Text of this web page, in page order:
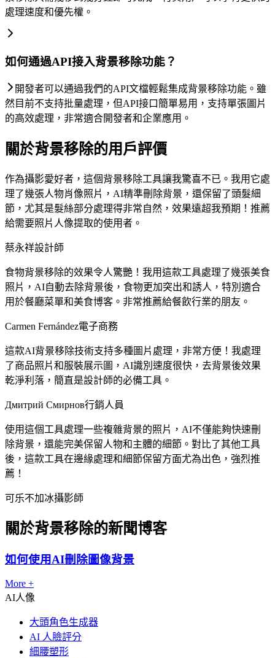
處理速度和優先權。
如何通過API接入背景移除功能？
開發者可以通過我們的API文檔輕鬆集成背景移除功能。雖
然目前不支持批量處理，但API接口簡單易用，支持單張圖片
的高效處理，非常適合開發者和企業應用。
關於背景移除的用戶評價
作為攝影愛好者，這個背景移除工具讓我驚喜不已。我用它處
理了幾張人物肖像照片，AI精準刪除背景，還保留了頭髮細
節，尤其是髮絲部分處理得非常自然，效果遠超我預期！推薦
給需要照片人像提取的使用者。
蔡永祥設計師
食物背景移除的效果令人驚艷！我用這款工具處理了幾張美食
照片，AI自動去除背景後，食物更加突出和誘人，特別適合
用於餐廳菜單和美食博客。非常推薦給餐飲行業的朋友。
Carmen Fernández電子商務
這款AI背景移除技術支持多種圖片處理，非常方便！我處理
了商品照片和服裝展示圖，AI識別速度很快，去背景後效果
乾淨利落，簡直是設計師的必備工具。
Дмитрий Смирнов行銷人員
使用這個工具處理一些複雜背景的照片，AI不僅能夠快速刪
除背景，還能完美保留人物和主體的細節。對比了其他工具
後，這款工具在邊緣處理和細節保留方面尤為出色，強烈推
薦！
可乐不加冰攝影師
關於背景移除的新聞博客
如何使用AI刪除圖像背景
More +
AI人像
大頭角色生成器
AI 人臉評分
細腰塑形